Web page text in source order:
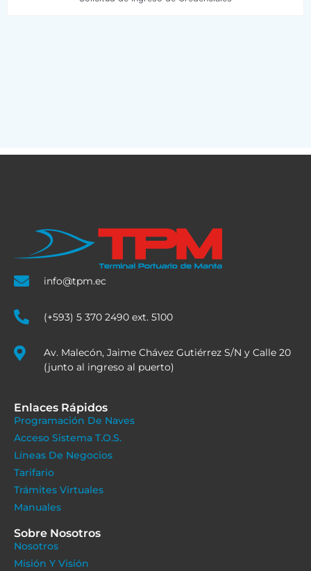
info@tpm.ec
(+593) 5 370 2490 ext. 5100
Av. Malecón, Jaime Chávez Gutiérrez S/N y Calle 20
(junto al ingreso al puerto)
Enlaces Rápidos
Programación De Naves
Acceso Sistema T.O.S.
Líneas De Negocios
Tarifario
Trámites Virtuales
Manuales
Sobre Nosotros
Nosotros
Misión Y Visión